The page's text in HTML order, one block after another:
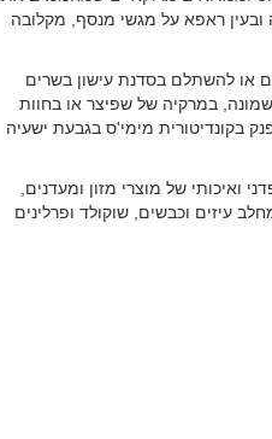
ובעין ראפא על מגשי מנסף, מקלובה
או להשתלם בסדנת עישון בשרים
במרקיה של שפיצר או בחוות
בקונדיטורית מימי'ס בגבעת ישעיה
של מוצרי מזון ומעדנים,
עיזים וכבשים, שוקולד ופרלינים